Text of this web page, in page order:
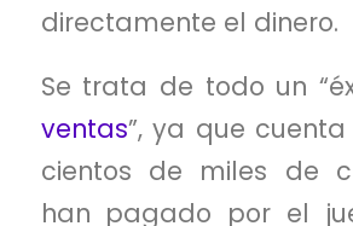
directamente el dinero.
Se trata de todo un
ventas”, ya que cuenta
cientos de miles de
han pagado por el